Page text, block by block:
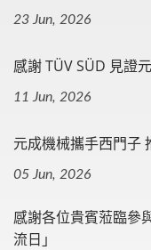
23 Jun, 2026
感謝 TÜV SÜD 見證
11 Jun, 2026
元成機械攜手西門子
05 Jun, 2026
感謝各位貴賓蒞臨參
流日」